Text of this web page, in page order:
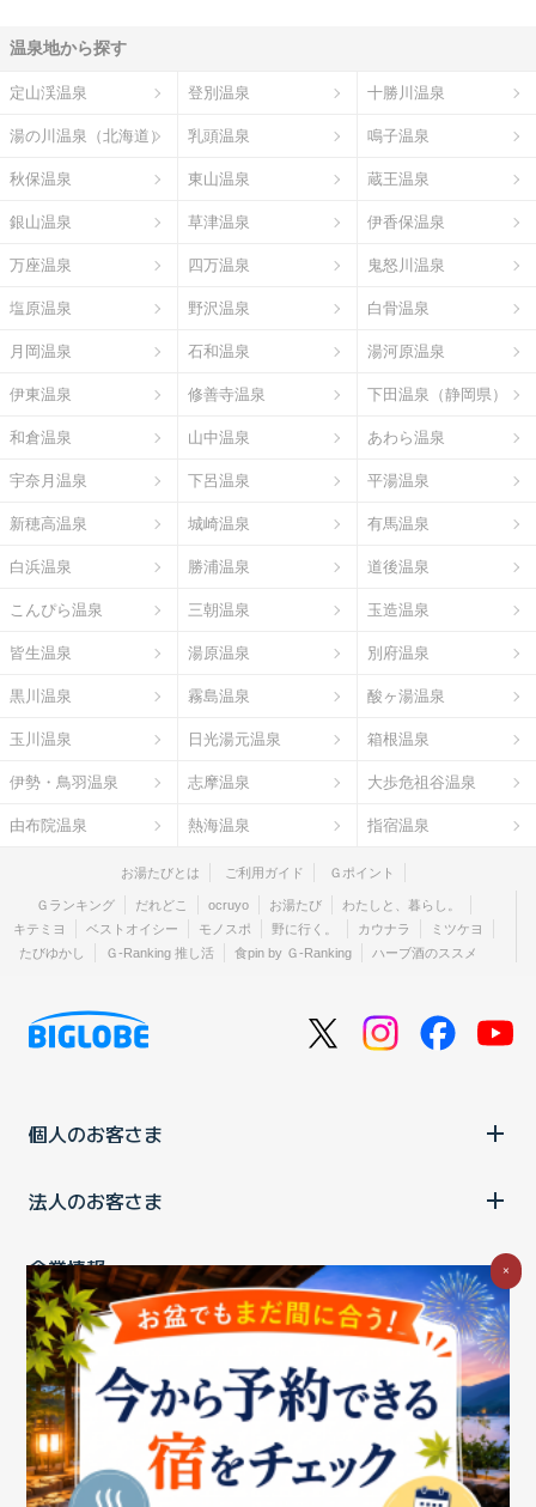
温泉地から探す
定山渓温泉 登別温泉 十勝川温泉
湯の川温泉（北海道） 乳頭温泉 鳴子温泉
秋保温泉 東山温泉 蔵王温泉
銀山温泉 草津温泉 伊香保温泉
万座温泉 四万温泉 鬼怒川温泉
塩原温泉 野沢温泉 白骨温泉
月岡温泉 石和温泉 湯河原温泉
伊東温泉 修善寺温泉 下田温泉（静岡県）
和倉温泉 山中温泉 あわら温泉
宇奈月温泉 下呂温泉 平湯温泉
新穂高温泉 城崎温泉 有馬温泉
白浜温泉 勝浦温泉 道後温泉
こんぴら温泉 三朝温泉 玉造温泉
皆生温泉 湯原温泉 別府温泉
黒川温泉 霧島温泉 酸ヶ湯温泉
玉川温泉 日光湯元温泉 箱根温泉
伊勢・鳥羽温泉 志摩温泉 大歩危祖谷温泉
由布院温泉 熱海温泉 指宿温泉
お湯たびとは ご利用ガイド Ｇポイント
Ｇランキング だれどこ ocruyo お湯たび
わたしと、暮らし。
キテミヨ
ベストオイシー モノスポ 野に行く。 カウナラ
ミツケヨ
たびゆかし
Ｇ-Ranking 推し活 食pin by Ｇ-Ranking ハーブ酒のススメ
個人のお客さま
法人のお客さま
企業情報
ご利用中の方
お問い合わせ消費税の表示 ウェブアクセシビリティの取り組み
個人情報保護ポリシープライバシーポータル
Cookieポリシー
特定商取引法に基づく表記情報セキュリティ基本方針
商標についてBIGLOBEトップ
×